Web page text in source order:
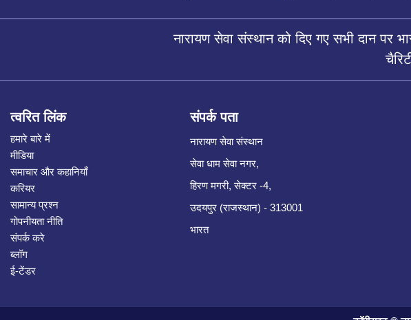
नारायण सेवा संस्थान को दिए गए सभी दान पर
त्वरित लिंक
हमारे बारे में
मीडिया
समाचार और कहानियाँ
करियर
सामान्य प्रश्न
गोपनीयता नीति
संपर्क करे
ब्लॉग
ई-टेंडर
संपर्क पता
नारायण सेवा संस्थान
सेवा धाम सेवा नगर,
हिरण मगरी, सेक्टर -4,
उदयपुर (राजस्थान) - 313001
भारत